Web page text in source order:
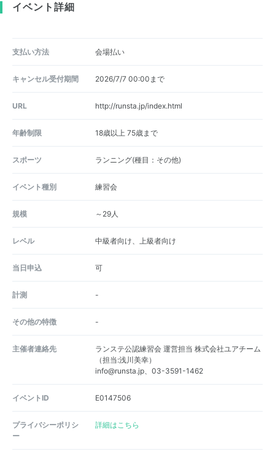
イベント詳細
支払い方法 会場払い
キャンセル受付期間 2026/7/7 00:00まで
URL http://runsta.jp/index.html
年齢制限 18歳以上 75歳まで
スポーツ ランニング(種目：その他)
イベント種別 練習会
規模 ～29人
レベル 中級者向け、上級者向け
当日申込 可
計測 -
その他の特徴 -
主催者連絡先
ランステ公認練習会 運営担当 株式会社ユアチーム
（担当:浅川美幸）
info@runsta.jp、03-3591-1462
イベントID E0147506
プライバシーポリシ
ー
詳細はこちら